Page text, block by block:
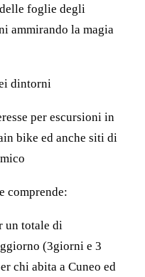
foglie degli
ammirando la magia
dintorni
per escursioni in
bike ed anche siti di
comprende:
un totale di
(3giorni e 3
chi abita a Cuneo ed